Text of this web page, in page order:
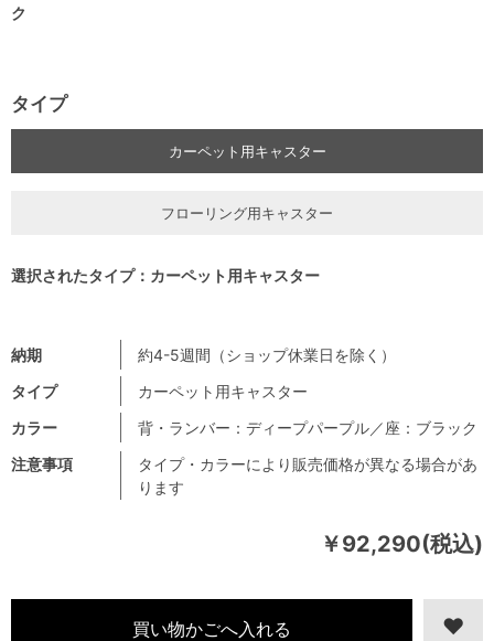
￥92,290(税込)
注意事項
タイプ・カラーにより販売価格が異なる場合があ
ります
納期
約4-5週間（ショップ休業日を除く）
タイプ
カーペット用キャスター
カラー
背・ランバー：ディープパープル／座：ブラック
ク
タイプ
カーペット用キャスター
フローリング用キャスター
選択されたタイプ：カーペット用キャスター